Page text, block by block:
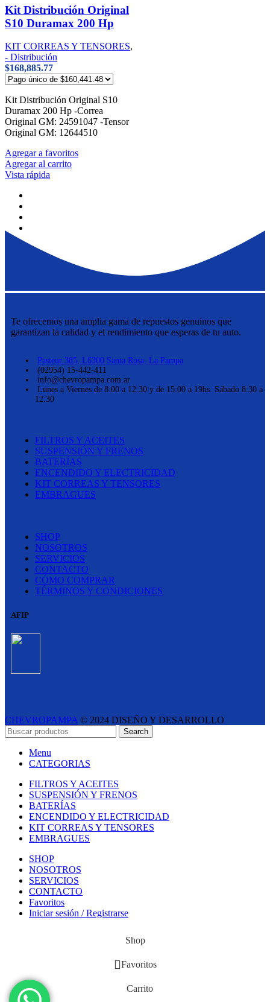
Kit Distribución Original
S10 Duramax 200 Hp
KIT CORREAS Y TENSORES,
- Distribución
$168,885.77
Kit Distribución Original S10
Duramax 200 Hp -Correa
Original GM: 24591047 -Tensor
Original GM: 12644510
Agregar a favoritos
Agregar al carrito
Vista rápida
Te ofrecemos una amplia gama de repuestos genuinos que
garantizan la calidad y el rendimiento que esperas de tu auto.
Pasteur 385, L6300 Santa Rosa, La Pampa
(02954) 15-442-411
info@chevropampa.com.ar
Lunes a Viernes de 8:00 a 12:30 y de 15:00 a 19hs. Sábado 8:30 a
12:30
FILTROS Y ACEITES
SUSPENSIÓN Y FRENOS
BATERÍAS
ENCENDIDO Y ELECTRICIDAD
KIT CORREAS Y TENSORES
EMBRAGUES
SHOP
NOSOTROS
SERVICIOS
CONTACTO
CÓMO COMPRAR
TÉRMINOS Y CONDICIONES
AFIP
CHEVROPAMPA © 2024 DISEÑO Y DESARROLLO
ESTUDIO LIPINA
- E-COMMERCE SOLUTIONS
Search
Menu
CATEGORIAS
FILTROS Y ACEITES
SUSPENSIÓN Y FRENOS
BATERÍAS
ENCENDIDO Y ELECTRICIDAD
KIT CORREAS Y TENSORES
EMBRAGUES
SHOP
NOSOTROS
SERVICIOS
CONTACTO
Favoritos
Iniciar sesión / Registrarse
Shop
Favoritos
Carrito